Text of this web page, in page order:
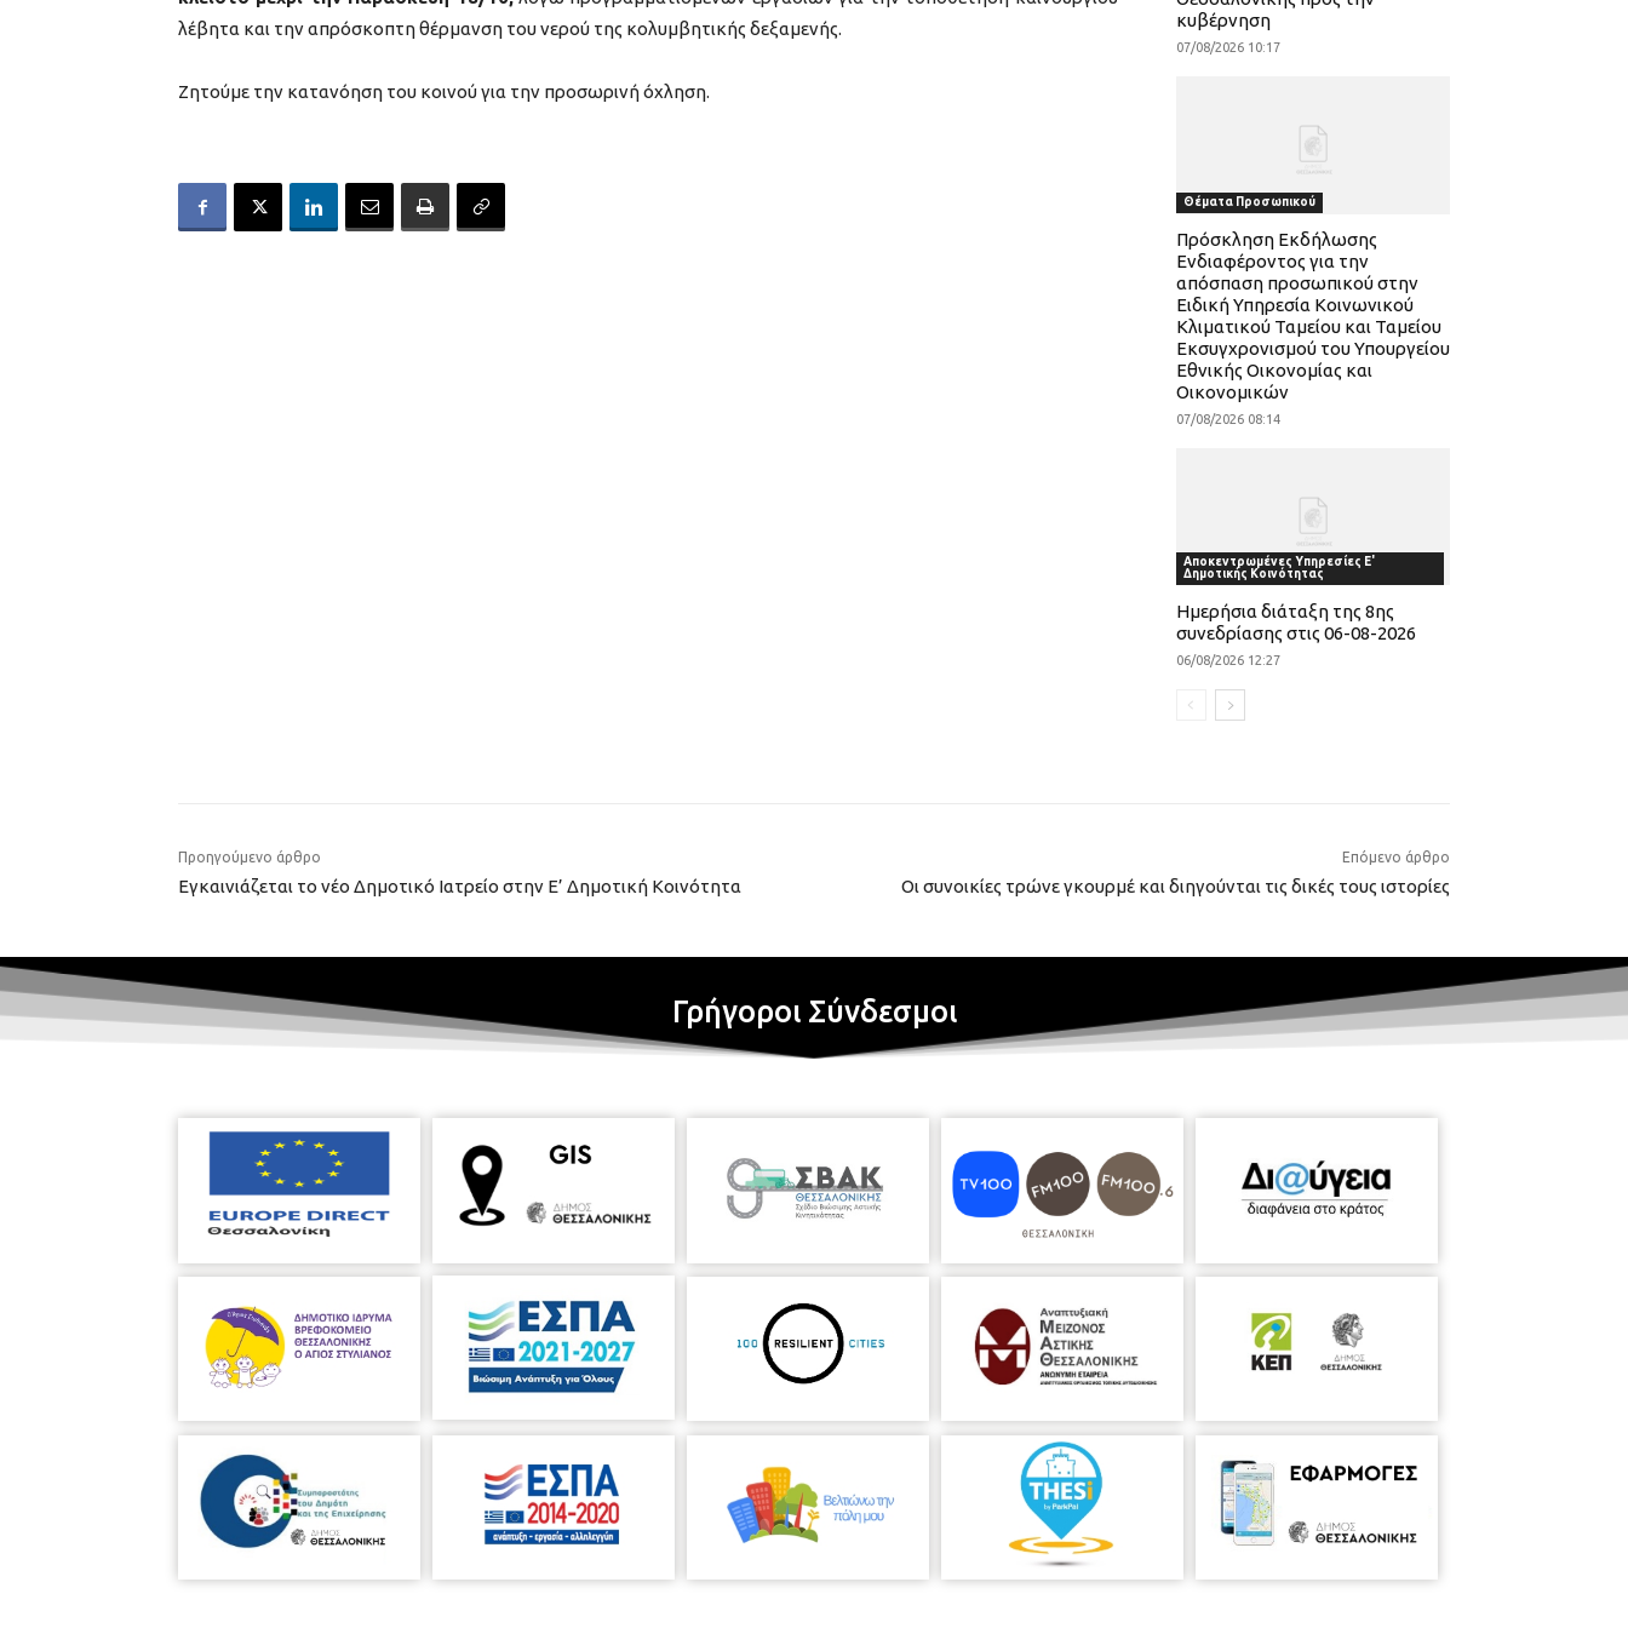
λέβητα και την απρόσκοπτη θέρμανση του νερού της κολυμβητικής δεξαμενής.
Ζητούμε την κατανόηση του κοινού για την προσωρινή όχληση.
κυβέρνηση
07/08/2026 10:17
Θέματα Προσωπικού
Πρόσκληση Εκδήλωσης
Ενδιαφέροντος για την
απόσπαση προσωπικού στην
Ειδική Υπηρεσία Κοινωνικού
Κλιματικού Ταμείου και Ταμείου
Εκσυγχρονισμού του Υπουργείου
Εθνικής Οικονομίας και
Οικονομικών
07/08/2026 08:14
Αποκεντρωμένες Υπηρεσίες Ε'
Δημοτικής Κοινότητας
Ημερήσια διάταξη της 8ης
συνεδρίασης στις 06-08-2026
06/08/2026 12:27
Προηγούμενο άρθρο
Εγκαινιάζεται το νέο Δημοτικό Ιατρείο στην Ε’ Δημοτική Κοινότητα
Επόμενο άρθρο
Οι συνοικίες τρώνε γκουρμέ και διηγούνται τις δικές τους ιστορίες
Γρήγοροι Σύνδεσμοι